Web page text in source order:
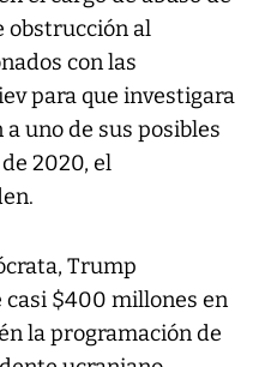
obstrucción al
con las
para que investigara
uno de sus posibles
2020, el
Trump
casi $400 millones en
la programación de